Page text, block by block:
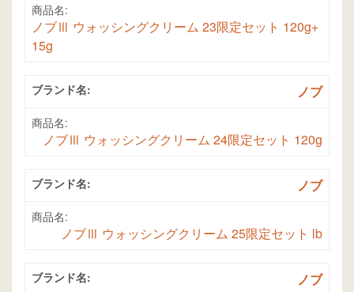
商品名:
ノブⅢ ウォッシングクリーム 23限定セット 120g+
15g
ブランド名: ノブ
商品名:
ノブⅢ ウォッシングクリーム 24限定セット 120g
ブランド名: ノブ
商品名:
ノブⅢ ウォッシングクリーム 25限定セット lb
ブランド名: ノブ